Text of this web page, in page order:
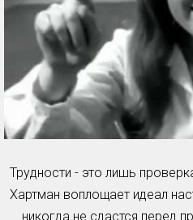
Трудности - это лишь
Хартман воплощает идеал
никогда не сдастся перед